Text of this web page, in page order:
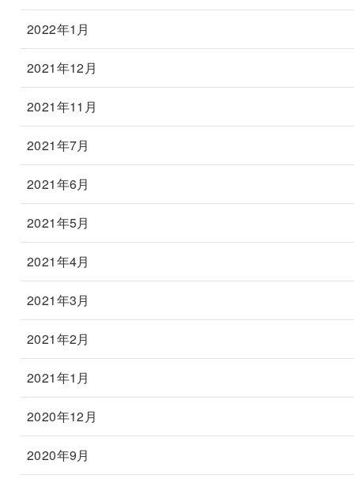
2022年1月
2021年12月
2021年11月
2021年7月
2021年6月
2021年5月
2021年4月
2021年3月
2021年2月
2021年1月
2020年12月
2020年9月